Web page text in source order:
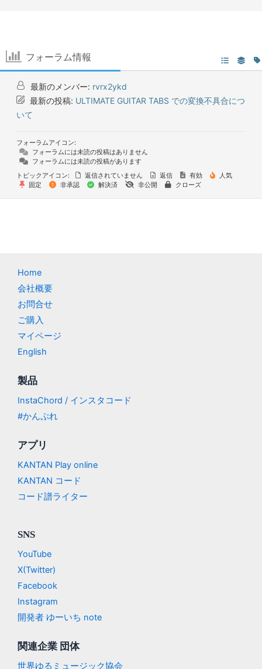
フォーラム情報
最新のメンバー: rvrx2ykd
最新の投稿: ULTIMATE GUITAR TABS での変換不具合につ
いて
フォーラムアイコン:
フォーラムには未読の投稿はありません
フォーラムには未読の投稿があります
トピックアイコン:
返信されていません 返信 有効
人気
固定
非承認 解決済 非公開 クローズ
Home
会社概要
お問合せ
ご購入
マイページ
English
製品
InstaChord / インスタコード
#かんぷれ
アプリ
KANTAN Play online
KANTAN コード
コード譜ライター
SNS
YouTube
X(Twitter)
Facebook
Instagram
開発者 ゆーいち note
関連企業 団体
世界ゆるミュージック協会